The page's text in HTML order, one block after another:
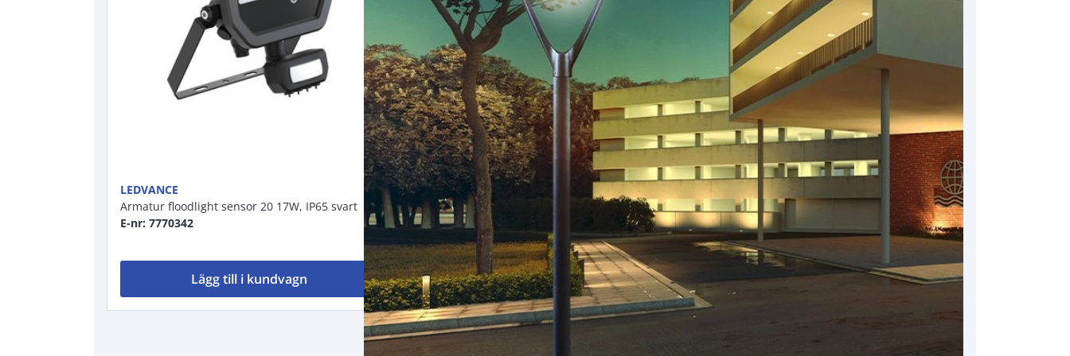
LEDVANCE
Armatur floodlight sensor 20 17W, IP65 svart
E-nr: 7770342
Lägg till i kundvagn
LEDVANCE
Parkarmatur Urban Lantern symmetric 59W grå
IP66
E-nr: 7750075
Lägg till i kundvagn